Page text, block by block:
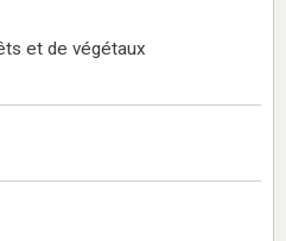
et de végétaux